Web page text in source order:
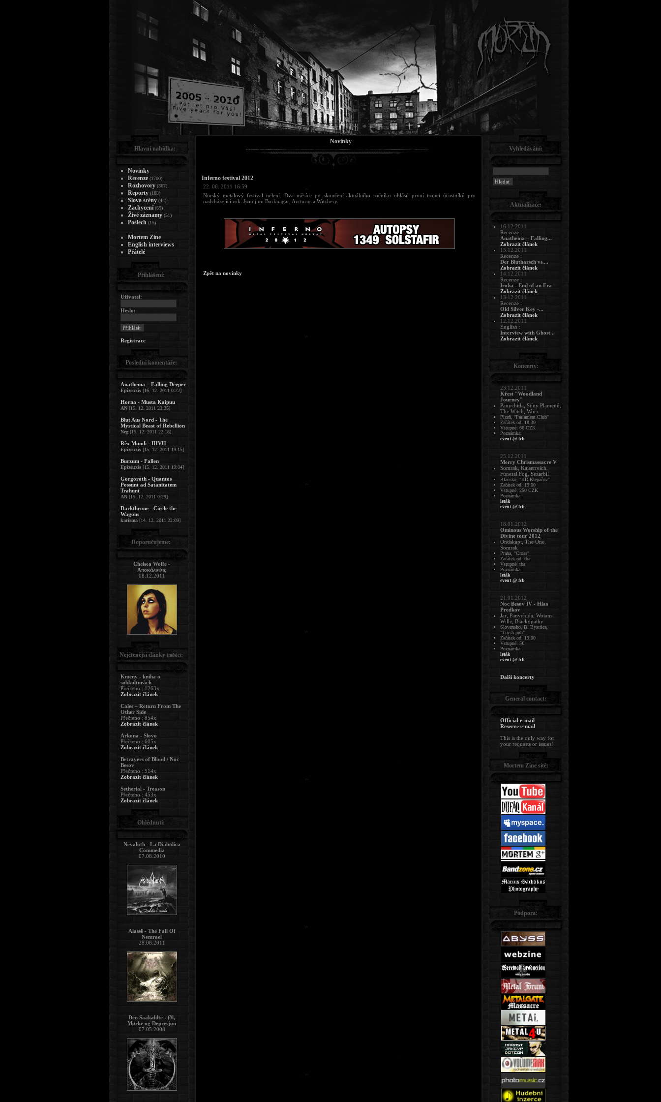
Novinky
Inferno festival 2012
22. 06. 2011 16:59
Norský metalový festival nelení. Dva měsíce po skončení aktuálního ročníku ohlásil první trojici účastníků pro
nadcházející rok. Jsou jimi Borknagar, Arcturus a Witchery.
Zpět na novinky
Hlavní nabídka:
Novinky
Recenze (1700)
Rozhovory (367)
Reporty (183)
Slova scény (44)
Zachycení (69)
Živé záznamy (51)
Poslech (15)
Mortem Zine
English interviews
Přátelé
Přihlášení:
Uživatel:
Heslo:
Registrace
Poslední komentáře:
Anathema – Falling Deeper
Epizeuxis [16. 12. 2011 0:22]
Horna - Musta Kaipuu
AN [15. 12. 2011 23:35]
Blut Aus Nord - The
Mystical Beast of Rebellion
Neg [15. 12. 2011 22:18]
Rêx Mündi - IHVH
Epizeuxis [15. 12. 2011 19:15]
Burzum - Fallen
Epizeuxis [15. 12. 2011 19:04]
Gorgoroth - Quantos
Possunt ad Satanitatem
Trahunt
AN [15. 12. 2011 0:29]
Darkthrone - Circle the
Wagons
karisma [14. 12. 2011 22:09]
Doporučujeme:
Chelsea Wolfe -
Ἀποκάλυψις
08.12.2011
Nejčtenější články (měsíc):
Kmeny - kniha o
subkulturách
Přečteno : 1263x
Zobrazit článek
Cales – Return From The
Other Side
Přečteno : 854x
Zobrazit článek
Arkona - Slovo
Přečteno : 605x
Zobrazit článek
Betrayers of Blood / Noc
Besov
Přečteno : 514x
Zobrazit článek
Setherial - Treason
Přečteno : 453x
Zobrazit článek
Ohlédnutí:
Nevaloth - La Diabolica
Commedia
07.08.2010
Alassë - The Fall Of
Nemrael
28.08.2011
Den Saakaldte - Øl,
Mørke og Depresjon
07.05.2008
Vyhledávání:
Aktualizace:
16.12.2011
Recenze :
Anathema – Falling...
Zobrazit článek
15.12.2011
Recenze :
Der Blutharsch vs....
Zobrazit článek
14.12.2011
Recenze :
Iroha - End of an Era
Zobrazit článek
13.12.2011
Recenze :
Old Silver Key -...
Zobrazit článek
12.12.2011
English :
Interview with Ghost...
Zobrazit článek
Koncerty:
23.12.2011
Křest "Woodland
Journey"
Panychida, Stíny Plamenů,
The Witch, Worx
Plzeň, "Parlament Club"
Začátek od: 18:30
Vstupné: 66 CZK
Poznámka:
event @ fcb
25.12.2011
Merry Chrismassacre V
Somrak, Kaiserreich,
Funeral Fog, Sezarbil
Blansko, "KD Klepačov"
Začátek od: 19:00
Vstupné: 250 CZK
Poznámka:
leták
event @ fcb
18.01.2012
Ominous Worship of the
Divine tour 2012
Ondskapt, The One,
Somrak
Praha, "Cross"
Začátek od: tba
Vstupné: tba
Poznámka:
leták
event @ fcb
21.01.2012
Noc Besov IV - Hlas
Predkov
Jar, Panychida, Wotans
Wille, Blackopathy
Slovensko, B. Bystrica,
"Tirish pub"
Začátek od: 19:00
Vstupné: 5€
Poznámka:
leták
event @ fcb
Další koncerty
General contact:
Official e-mail
Reserve e-mail
This is the only way for
your requests or issues!
Mortem Zine sítě:
Podpora: